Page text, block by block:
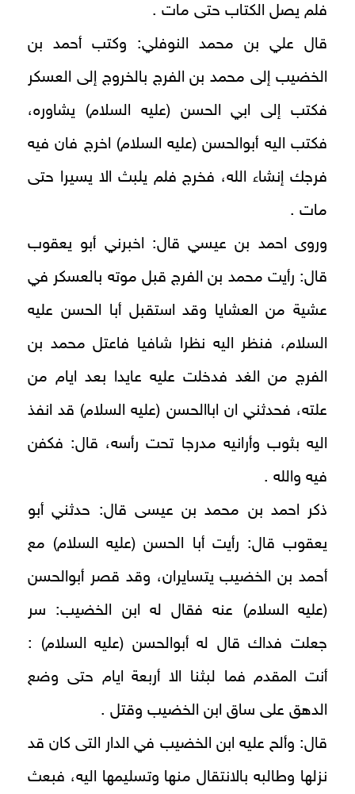
فلم يصل الكتاب حتى مات .
قال علي بن محمد النوفلي: وكتب أحمد بن
الخضيب إلى محمد بن الفرج بالخروج إلى العسكر
فكتب إلى ابي الحسن (عليه السلام) يشاوره،
فكتب اليه أبوالحسن (عليه السلام) اخرج فان فيه
فرجك إنشاء الله، فخرج فلم يلبث الا يسيرا حتى
مات .
وروى احمد بن عيسي قال: اخبرني أبو يعقوب
قال: رأيت محمد بن الفرج قبل موته بالعسكر في
عشية من العشايا وقد استقبل أبا الحسن عليه
السلام، فنظر اليه نظرا شافيا فاعتل محمد بن
الفرج من الغد فدخلت عليه عايدا بعد ايام من
علته، فحدثني ان اباالحسن (عليه السلام) قد انفذ
اليه بثوب وأرانيه مدرجا تحت رأسه، قال: فكفن
فيه والله .
ذكر احمد بن محمد بن عيسى قال: حدثني أبو
يعقوب قال: رأيت أبا الحسن (عليه السلام) مع
أحمد بن الخضيب يتسايران، وقد قصر أبوالحسن
(عليه السلام) عنه فقال له ابن الخضيب: سر
جعلت فداك قال له أبوالحسن (عليه السلام) :
أنت المقدم فما لبثنا الا أربعة ايام حتى وضع
الدهق على ساق ابن الخضيب وقتل .
قال: وألح عليه ابن الخضيب في الدار التى كان قد
نزلها وطالبه بالانتقال منها وتسليمها اليه، فبعث